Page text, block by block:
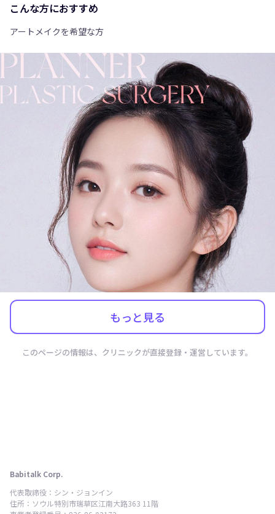
こんな方におすすめ
アートメイクを希望な方
もっと見る
このページの情報は、クリニックが直接登録・運営しています。
Babitalk Corp.
代表取締役：シン・ジョンイン
住所：ソウル特別市瑞草区江南大路363 11階